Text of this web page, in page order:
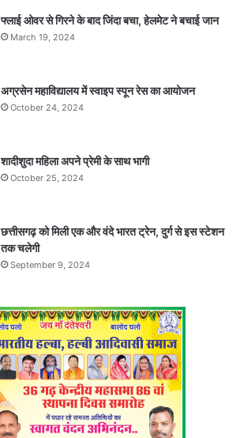
फ्लाई ओवर से गिरने के बाद जिंदा बचा, हेलमेट ने बचाई जान
March 19, 2024
अग्रसेन महाविद्यालय में स्वाइप स्पून रेस का आयोजन
October 24, 2024
शादीशुदा महिला अपने प्रेमी के साथ भागी
October 25, 2024
छत्तीसगढ़ को मिली एक और वंदे भारत ट्रेन, दुर्ग से इस स्टेशन
तक चलेगी
September 9, 2024